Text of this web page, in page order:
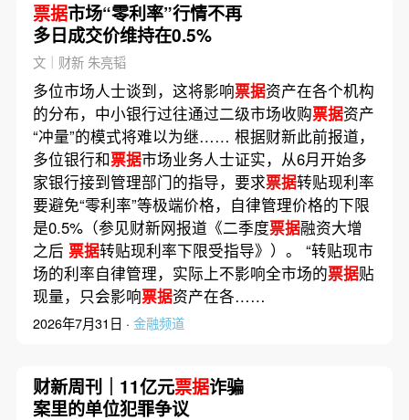
票据市场“零利率”行情不再
多日成交价维持在0.5%
文｜财新 朱亮韬
多位市场人士谈到，这将影响票据资产在各个机构
的分布，中小银行过往通过二级市场收购票据资产
“冲量”的模式将难以为继…… 根据财新此前报道，
多位银行和票据市场业务人士证实，从6月开始多
家银行接到管理部门的指导，要求票据转贴现利率
要避免“零利率”等极端价格，自律管理价格的下限
是0.5%（参见财新网报道《二季度票据融资大增
之后 票据转贴现利率下限受指导》）。 “转贴现市
场的利率自律管理，实际上不影响全市场的票据贴
现量，只会影响票据资产在各……
2026年7月31日 · 金融频道
财新周刊｜11亿元票据诈骗
案里的单位犯罪争议